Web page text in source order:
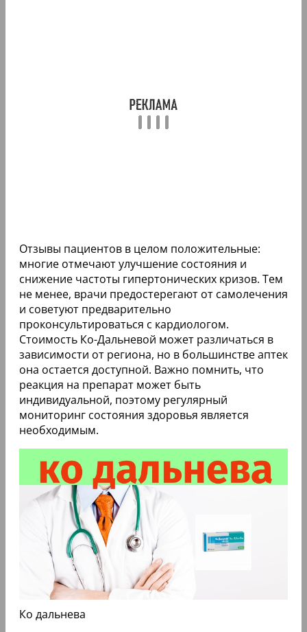
Отзывы пациентов в целом положительные:
многие отмечают улучшение состояния и
снижение частоты гипертонических кризов. Тем
не менее, врачи предостерегают от самолечения
и советуют предварительно
проконсультироваться с кардиологом.
Стоимость Ко-Дальневой может различаться в
зависимости от региона, но в большинстве аптек
она остается доступной. Важно помнить, что
реакция на препарат может быть
индивидуальной, поэтому регулярный
мониторинг состояния здоровья является
необходимым.
Ко дальнева